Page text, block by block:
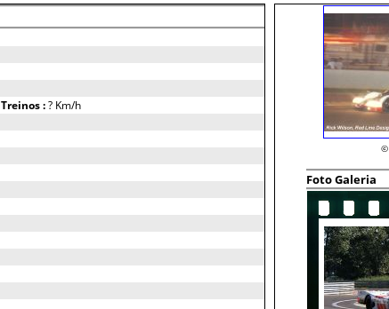
Treinos :? Km/h
©
Foto Galeria